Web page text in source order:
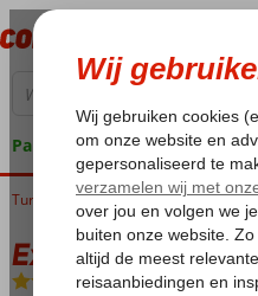
Pakketgarantie
Home Turkse Riviera Alanya
Excursiereis &
Ultra All Inclusive